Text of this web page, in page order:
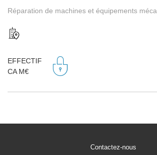
Réparation de machines et équipements
EFFECTIF
CA M€
Contactez-nous